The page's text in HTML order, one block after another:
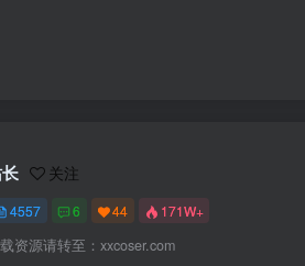
关注
4557 6 44 171W+
资源请转至：xxcoser.com